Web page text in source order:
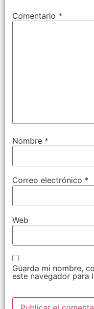
Comentario *
Nombre *
Correo electrónico *
Web
Guarda mi nombre,
este navegador para